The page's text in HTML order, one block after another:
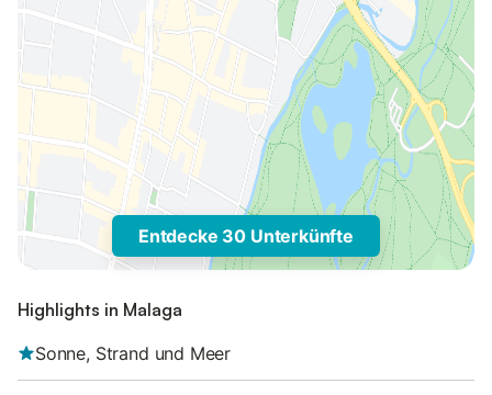
Entdecke 30 Unterkünfte
Highlights in Malaga
Sonne, Strand und Meer